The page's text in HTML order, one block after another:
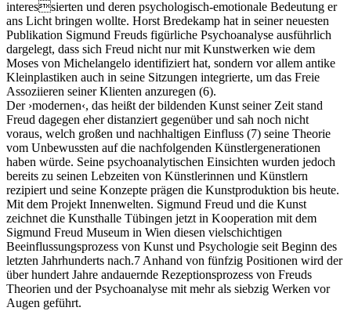
interessierten und deren psychologisch-emotionale Bedeutung er
ans Licht bringen wollte. Horst Bredekamp hat in seiner neuesten
Publikation Sigmund Freuds figürliche Psychoanalyse ausführlich
dargelegt, dass sich Freud nicht nur mit Kunstwerken wie dem
Moses von Michelangelo identifiziert hat, sondern vor allem antike
Kleinplastiken auch in seine Sitzungen integrierte, um das Freie
Assoziieren seiner Klienten anzuregen (6).
Der ›modernen‹, das heißt der bildenden Kunst seiner Zeit stand
Freud dagegen eher distanziert gegenüber und sah noch nicht
voraus, welch großen und nachhaltigen Einfluss (7) seine Theorie
vom Unbewussten auf die nachfolgenden Künstlergenerationen
haben würde. Seine psychoanalytischen Einsichten wurden jedoch
bereits zu seinen Lebzeiten von Künstlerinnen und Künstlern
rezipiert und seine Konzepte prägen die Kunstproduktion bis heute.
Mit dem Projekt Innenwelten. Sigmund Freud und die Kunst
zeichnet die Kunsthalle Tübingen jetzt in Kooperation mit dem
Sigmund Freud Museum in Wien diesen vielschichtigen
Beeinflussungsprozess von Kunst und Psychologie seit Beginn des
letzten Jahrhunderts nach.7 Anhand von fünfzig Positionen wird der
über hundert Jahre andauernde Rezeptionsprozess von Freuds
Theorien und der Psychoanalyse mit mehr als siebzig Werken vor
Augen geführt.